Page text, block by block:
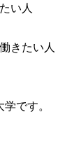
い人
きたい人
です。